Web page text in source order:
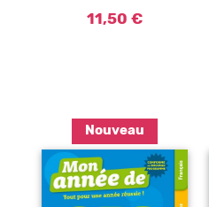
11,50 €
Nouveau